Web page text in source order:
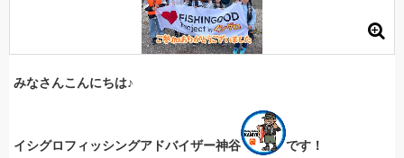
みなさんこんにちは♪
イシグロフィッシングアドバイザー神谷 です！